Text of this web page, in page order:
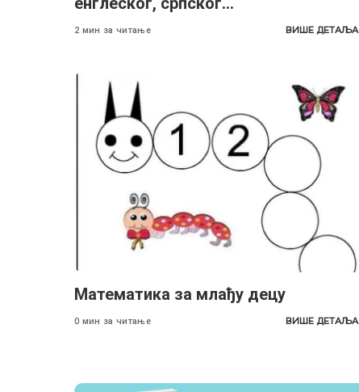
2 мин за читање ВИШЕ ДЕТАЉА
Математика за млађу децу
0 мин за читање ВИШЕ ДЕТАЉА